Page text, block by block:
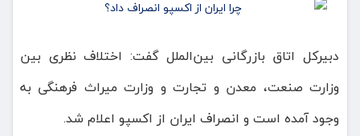
دبیرکل اتاق بازرگانی بین‌الملل گفت: اختلاف نظری بین
وزارت صنعت، معدن و تجارت و وزارت میراث فرهنگی به
وجود آمده است و انصراف ایران از اکسپو اعلام شد.